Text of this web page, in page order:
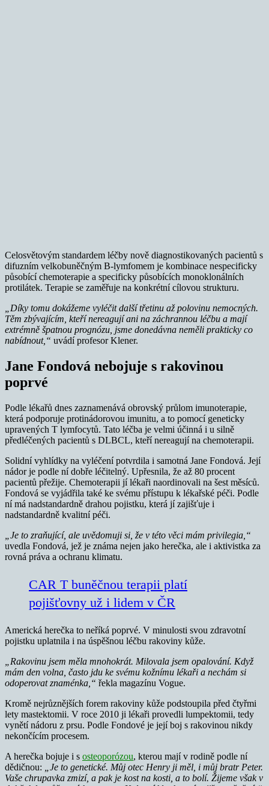
Celosvětovým standardem léčby nově diagnostikovaných pacientů s
difuzním velkobuněčným B-lymfomem je kombinace nespecificky
působící chemoterapie a specificky působících monoklonálních
protilátek. Terapie se zaměřuje na konkrétní cílovou strukturu.
„Díky tomu dokážeme vyléčit další třetinu až polovinu nemocných.
Těm zbývajícím, kteří nereagují ani na záchrannou léčbu a mají
extrémně špatnou prognózu, jsme donedávna neměli prakticky co
nabídnout,“ uvádí profesor Klener.
Jane Fondová nebojuje s rakovinou
poprvé
Podle lékařů dnes zaznamenává obrovský průlom imunoterapie,
která podporuje protinádorovou imunitu, a to pomocí geneticky
upravených T lymfocytů. Tato léčba je velmi účinná i u silně
předléčených pacientů s DLBCL, kteří nereagují na chemoterapii.
Solidní vyhlídky na vyléčení potvrdila i samotná Jane Fondová. Její
nádor je podle ní dobře léčitelný. Upřesnila, že až 80 procent
pacientů přežije. Chemoterapii jí lékaři naordinovali na šest měsíců.
Fondová se vyjádřila také ke svému přístupu k lékařské péči. Podle
ní má nadstandardně drahou pojistku, která jí zajišťuje i
nadstandardně kvalitní péči.
„Je to zraňující, ale uvědomuji si, že v této věci mám privilegia,“
uvedla Fondová, jež je známa nejen jako herečka, ale i aktivistka za
rovná práva a ochranu klimatu.
CAR T buněčnou terapii platí
pojišťovny už i lidem v ČR
Americká herečka to neříká poprvé. V minulosti svou zdravotní
pojistku uplatnila i na úspěšnou léčbu rakoviny kůže.
„Rakovinu jsem měla mnohokrát. Milovala jsem opalování. Když
mám den volna, často jdu ke svému kožnímu lékaři a nechám si
odoperovat znaménka,“ řekla magazínu Vogue.
Kromě nejrůznějších forem rakoviny kůže podstoupila před čtyřmi
lety mastektomii. V roce 2010 ji lékaři provedli lumpektomii, tedy
vynětí nádoru z prsu. Podle Fondové je její boj s rakovinou nikdy
nekončícím procesem.
A herečka bojuje i s osteoporózou, kterou mají v rodině podle ní
dědičnou:
„Je to genetické. Můj otec Henry ji měl, i můj bratr Peter.
Vaše chrupavka zmizí, a pak je kost na kosti, a to bolí. Žijeme však v